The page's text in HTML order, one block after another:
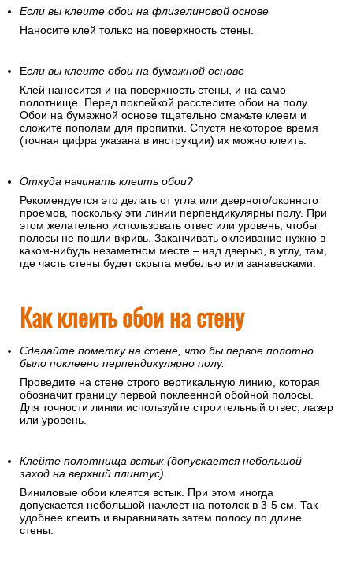
Если вы клеите обои на флизелиновой основе
Наносите клей только на поверхность стены.
Если вы клеите обои на бумажной основе
Клей наносится и на поверхность стены, и на само
полотнище. Перед поклейкой расстелите обои на полу.
Обои на бумажной основе тщательно смажьте клеем и
сложите пополам для пропитки. Спустя некоторое время
(точная цифра указана в инструкции) их можно клеить.
Откуда начинать клеить обои?
Рекомендуется это делать от угла или дверного/оконного
проемов, поскольку эти линии перпендикулярны полу. При
этом желательно использовать отвес или уровень, чтобы
полосы не пошли вкривь. Заканчивать оклеивание нужно в
каком-нибудь незаметном месте – над дверью, в углу, там,
где часть стены будет скрыта мебелью или занавесками.
Как клеить обои на стену
Сделайте пометку на стене, что бы первое полотно
было поклеено перпендикулярно полу.
Проведите на стене строго вертикальную линию, которая
обозначит границу первой поклеенной обойной полосы.
Для точности линии используйте строительный отвес, лазер
или уровень.
Клейте полотнища встык.(допускается небольшой
заход на верхний плинтус).
Виниловые обои клеятся встык. При этом иногда
допускается небольшой нахлест на потолок в 3-5 см. Так
удобнее клеить и выравнивать затем полосу по длине
стены.